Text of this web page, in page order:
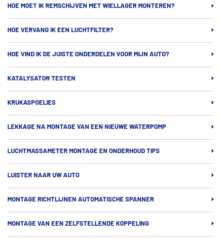
HOE MOET IK REMSCHIJVEN MET WIELLAGER MONTEREN?
HOE VERVANG IK EEN LUCHTFILTER?
HOE VIND IK DE JUISTE ONDERDELEN VOOR MIJN AUTO?
KATALYSATOR TESTEN
KRUKASPOELIES
LEKKAGE NA MONTAGE VAN EEN NIEUWE WATERPOMP
LUCHTMASSAMETER MONTAGE EN ONDERHOUD TIPS
LUISTER NAAR UW AUTO
MONTAGE RICHTLIJNEN AUTOMATISCHE SPANNER
MONTAGE VAN EEN ZELFSTELLENDE KOPPELING